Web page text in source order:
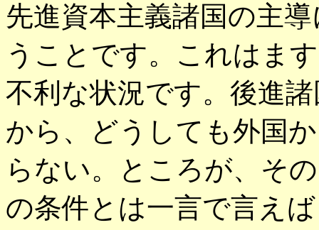
先進資本主義諸国の主
うことです。これはま
不利な状況です。後進
から、どうしても外国
らない。ところが、そ
の条件とは一言で言え